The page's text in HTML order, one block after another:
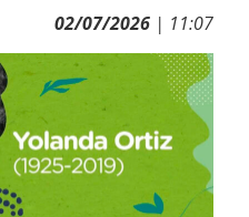
02/07/2026| 11:07